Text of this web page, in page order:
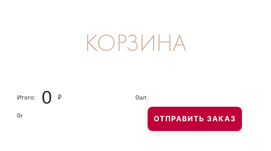
КОРЗИНА
Итого: 0 ₽ 0шт.
0г ОТПРАВИТЬ ЗАКАЗ